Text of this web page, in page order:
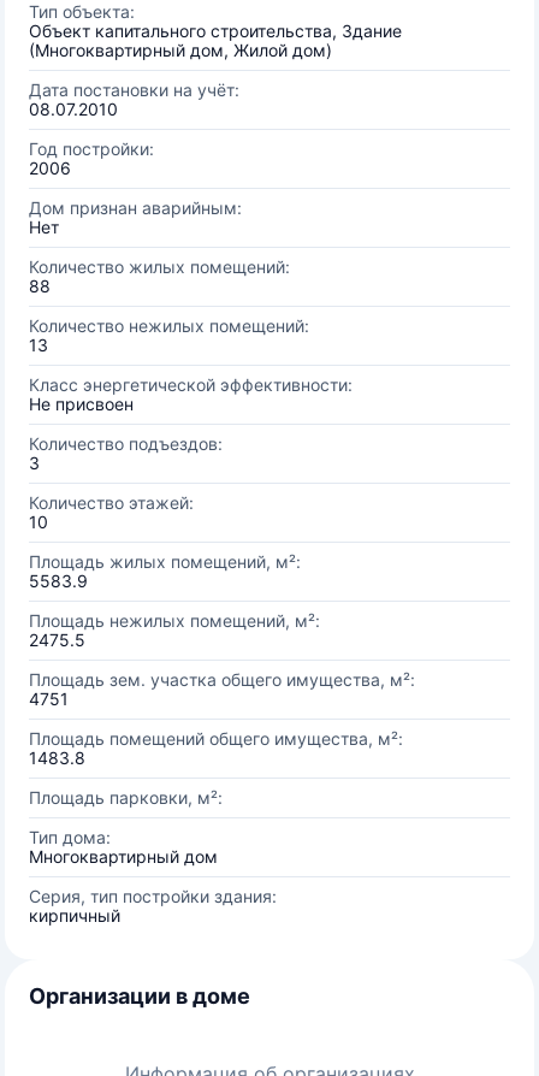
Тип объекта:
Объект капитального строительства, Здание
(Многоквартирный дом, Жилой дом)
Дата постановки на учёт:
08.07.2010
Год постройки:
2006
Дом признан аварийным:
Нет
Количество жилых помещений:
88
Количество нежилых помещений:
13
Класс энергетической эффективности:
Не присвоен
Количество подъездов:
3
Количество этажей:
10
Площадь жилых помещений, м²:
5583.9
Площадь нежилых помещений, м²:
2475.5
Площадь зем. участка общего имущества, м²:
4751
Площадь помещений общего имущества, м²:
1483.8
Площадь парковки, м²:
Тип дома:
Многоквартирный дом
Серия, тип постройки здания:
кирпичный
Организации в доме